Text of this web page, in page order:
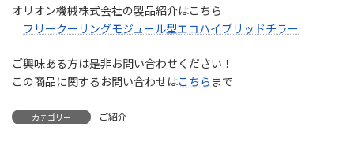
オリオン機械株式会社の製品紹介はこちら
フリークーリングモジュール型エコハイブリッドチラー
ご興味ある方は是非お問い合わせください！
この商品に関するお問い合わせはこちら まで
カテゴリー ご紹介